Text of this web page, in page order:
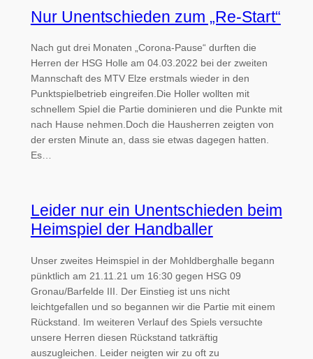
Nur Unentschieden zum „Re-Start“
Nach gut drei Monaten „Corona-Pause“ durften die
Herren der HSG Holle am 04.03.2022 bei der zweiten
Mannschaft des MTV Elze erstmals wieder in den
Punktspielbetrieb eingreifen.Die Holler wollten mit
schnellem Spiel die Partie dominieren und die Punkte mit
nach Hause nehmen.Doch die Hausherren zeigten von
der ersten Minute an, dass sie etwas dagegen hatten.
Es…
Leider nur ein Unentschieden beim
Heimspiel der Handballer
Unser zweites Heimspiel in der Mohldberghalle begann
pünktlich am 21.11.21 um 16:30 gegen HSG 09
Gronau/Barfelde III. Der Einstieg ist uns nicht
leichtgefallen und so begannen wir die Partie mit einem
Rückstand. Im weiteren Verlauf des Spiels versuchte
unsere Herren diesen Rückstand tatkräftig
auszugleichen. Leider neigten wir zu oft zu